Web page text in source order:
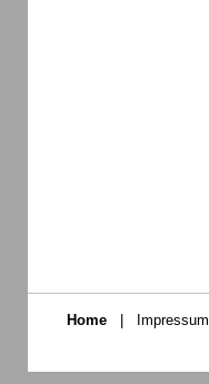
Home Impressum